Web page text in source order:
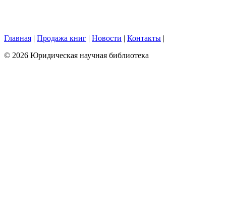
Главная | Продажа книг | Новости | Контакты |
© 2026 Юридическая научная библиотека